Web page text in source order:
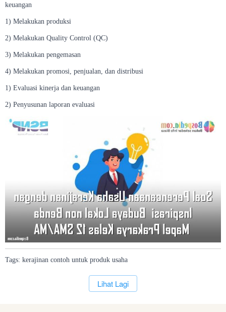
keuangan
1) Melakukan produksi
2) Melakukan Quality Control (QC)
3) Melakukan pengemasan
4) Melakukan promosi, penjualan, dan distribusi
1) Evaluasi kinerja dan keuangan
2) Penyusunan laporan evaluasi
Tags: kerajinan contoh untuk produk usaha
`Lihat Lagi